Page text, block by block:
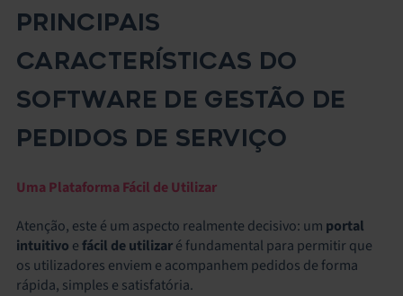
PRINCIPAIS
CARACTERÍSTICAS DO
SOFTWARE DE GESTÃO DE
PEDIDOS DE SERVIÇO
Uma Plataforma Fácil de Utilizar
Atenção, este é um aspecto realmente decisivo: um portal
intuitivo efácil de utilizaré fundamental para permitir que
os utilizadores enviem e acompanhem pedidos de forma
rápida, simples e satisfatória.